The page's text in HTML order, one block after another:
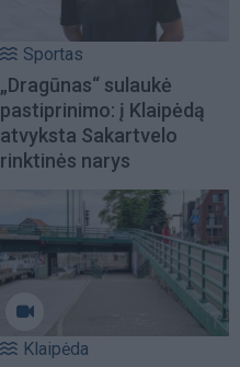
Sportas
„Dragūnas“ sulaukė
pastiprinimo: į Klaipėdą
atvyksta Sakartvelo
rinktinės narys
Klaipėda